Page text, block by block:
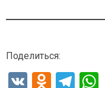
Поделиться:
V
O
T